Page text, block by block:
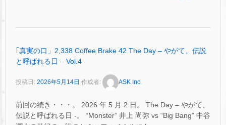
｢真実の口」2,338 Coffee Brake 42 The Day – やがて、伝説
と呼ばれる日 – Vol.4
投稿日: 2026年5月14日 作成者: ASK Inc.
前回の続き・・・。 2026 年 5 月 2 日。 The Day – やがて、
伝説と呼ばれる日 -。 “Monster” 井上 尚弥 vs “Big Bang” 中谷